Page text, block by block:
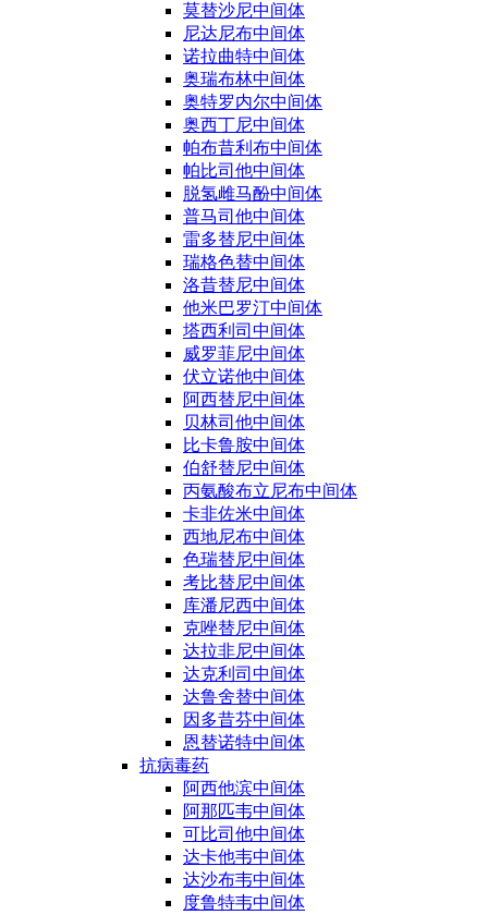
莫替沙尼中间体
尼达尼布中间体
诺拉曲特中间体
奥瑞布林中间体
奥特罗内尔中间体
奥西丁尼中间体
帕布昔利布中间体
帕比司他中间体
脱氢雌马酚中间体
普马司他中间体
雷多替尼中间体
瑞格色替中间体
洛昔替尼中间体
他米巴罗汀中间体
塔西利司中间体
威罗菲尼中间体
伏立诺他中间体
阿西替尼中间体
贝林司他中间体
比卡鲁胺中间体
伯舒替尼中间体
丙氨酸布立尼布中间体
卡非佐米中间体
西地尼布中间体
色瑞替尼中间体
考比替尼中间体
库潘尼西中间体
克唑替尼中间体
达拉非尼中间体
达克利司中间体
达鲁舍替中间体
因多昔芬中间体
恩替诺特中间体
抗病毒药
阿西他滨中间体
阿那匹韦中间体
可比司他中间体
达卡他韦中间体
达沙布韦中间体
度鲁特韦中间体